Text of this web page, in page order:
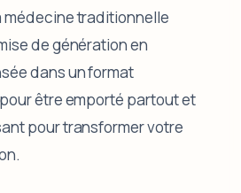
médecine traditionnelle
de génération en
dans un format
être emporté partout et
pour transformer votre